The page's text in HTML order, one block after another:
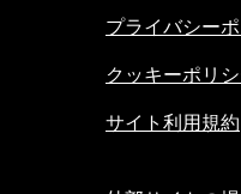
プライバシー
クッキーポリ
サイト利用規約